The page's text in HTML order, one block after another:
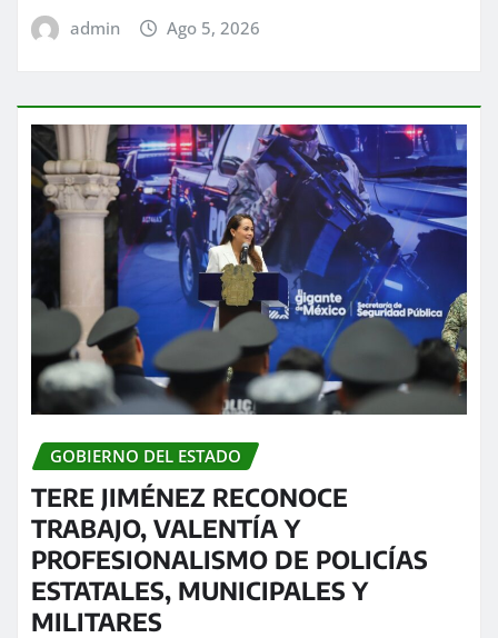
admin Ago 5, 2026
GOBIERNO DEL ESTADO
TERE JIMÉNEZ RECONOCE
TRABAJO, VALENTÍA Y
PROFESIONALISMO DE POLICÍAS
ESTATALES, MUNICIPALES Y
MILITARES